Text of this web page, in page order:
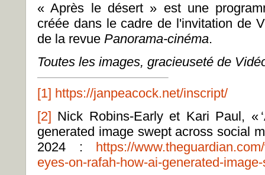
« Après le désert » est une
créée dans le cadre de l'invitation de
de la revue Panorama-cinéma.
Toutes les images, gracieuseté de
[1] https://janpeacock.net/inscript/
[2] Nick Robins-Early et Kari Paul, «
generated image swept across social
2024 : https://
eyes-on-rafah-how-ai-generated-